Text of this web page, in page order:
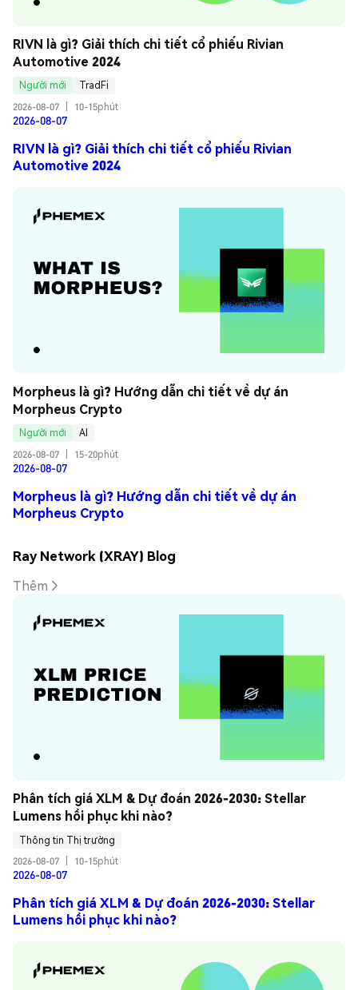
RIVN là gì? Giải thích chi tiết cổ phiếu Rivian
Automotive 2024
Người mới
TradFi
2026-08-07
10-15phút
2026-08-07
RIVN là gì? Giải thích chi tiết cổ phiếu Rivian
Automotive 2024
Morpheus là gì? Hướng dẫn chi tiết về dự án
Morpheus Crypto
Người mới
AI
2026-08-07
15-20phút
2026-08-07
Morpheus là gì? Hướng dẫn chi tiết về dự án
Morpheus Crypto
Ray Network (XRAY) Blog
Thêm
Phân tích giá XLM & Dự đoán 2026-2030: Stellar
Lumens hồi phục khi nào?
Thông tin Thị trường
2026-08-07
10-15phút
2026-08-07
Phân tích giá XLM & Dự đoán 2026-2030: Stellar
Lumens hồi phục khi nào?